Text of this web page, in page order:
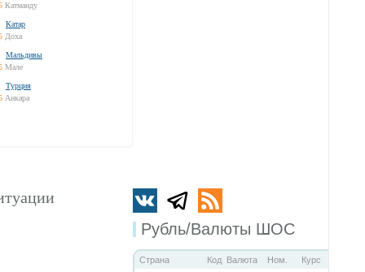
Катманду
Катар
Доха
Мальдивы
Мале
Турция
Анкара
Рубль/Валюты ШОС
Страна Код Валюта Ном. Курс